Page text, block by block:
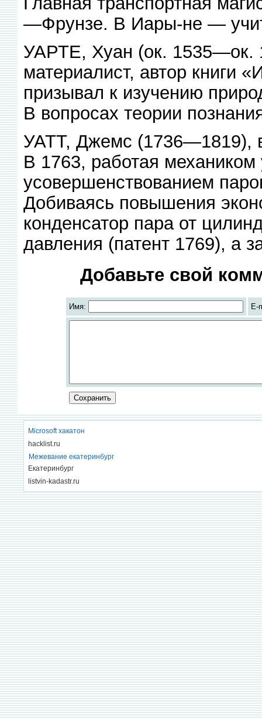
—Фрунзе. В Иары-не —
УАРТЕ, Хуан (ок. 1535—ок.
материалист, автор книги
призывал к изучению
В вопросах теории
УАТТ, Джемс (1736—1819),
В 1763, работая механиком
усовершенствованием
Добиваясь повышения
конденсатор пара от
давления (патент 1769), а
Добавьте свой
Имя: E-
Microsoft хакатон
hacklist.ru
Межевание екатеринбург
Екатеринбург
listvin-kadastr.ru